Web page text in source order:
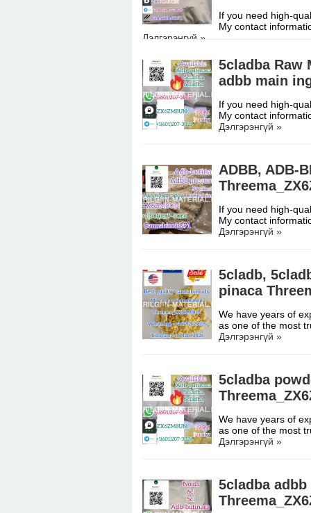
If you need high-
My contact
Дэлгэрэнгүй »
5cladba Raw
adbb main
If you need high-
My contact
Дэлгэрэнгүй »
ADBB, ADB-
If you need high-
My contact
Дэлгэрэнгүй »
5cladb,
pinaca
We have years of
as one of the most
Дэлгэрэнгүй »
5cladba
We have years of
as one of the most
Дэлгэрэнгүй »
5cladba